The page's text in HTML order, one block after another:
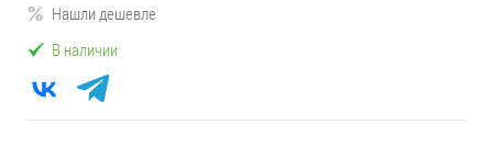
Нашли дешевле
В наличии